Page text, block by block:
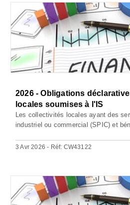
2026 - Obligations
locales soumises à l'IS
Les collectivités locales ayant des
industriel ou commercial (SPIC) et
3 Avr 2026 - Réf: CW43122